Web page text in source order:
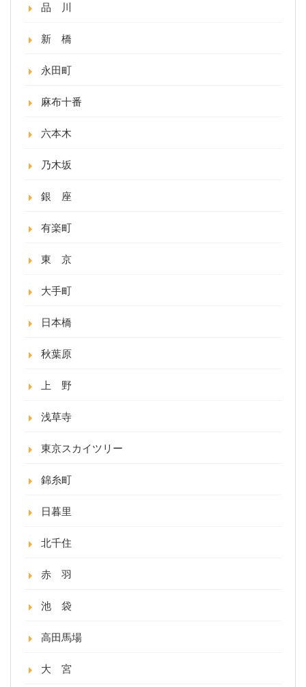
品 川
新 橋
永田町
麻布十番
六本木
乃木坂
銀 座
有楽町
東 京
大手町
日本橋
秋葉原
上 野
浅草寺
東京スカイツリー
錦糸町
日暮里
北千住
赤 羽
池 袋
高田馬場
大 宮